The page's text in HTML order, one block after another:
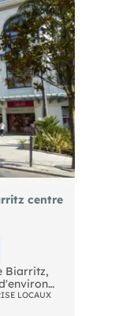
centre
Biarritz,
1191 €.
LOCAUX